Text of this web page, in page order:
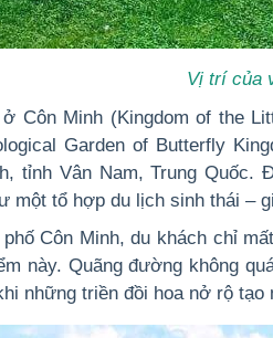
Vị trí của
Côn Minh (Kingdom of the
Garden of Butterfly
tỉnh Vân Nam, Trung
một tổ hợp du lịch sinh thái –
Côn Minh, du khách chỉ
này. Quãng đường không
những triền đồi hoa nở rộ